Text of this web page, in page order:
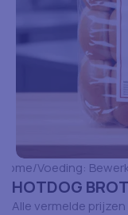
Voeding:
HOTDOG
Alle vermelde